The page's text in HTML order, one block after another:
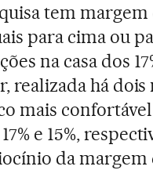
tem
para cima ou
na casa dos
realizada há dois
mais
e 15%,
da margem